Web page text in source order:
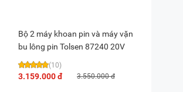
Bộ 2 máy khoan pin và máy vặn
bu lông pin Tolsen 87240 20V
(10)
3.159.000 đ 3.550.000 đ